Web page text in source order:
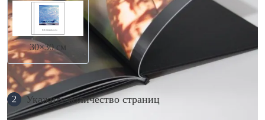
30×30 см
2 Укажите количество страниц